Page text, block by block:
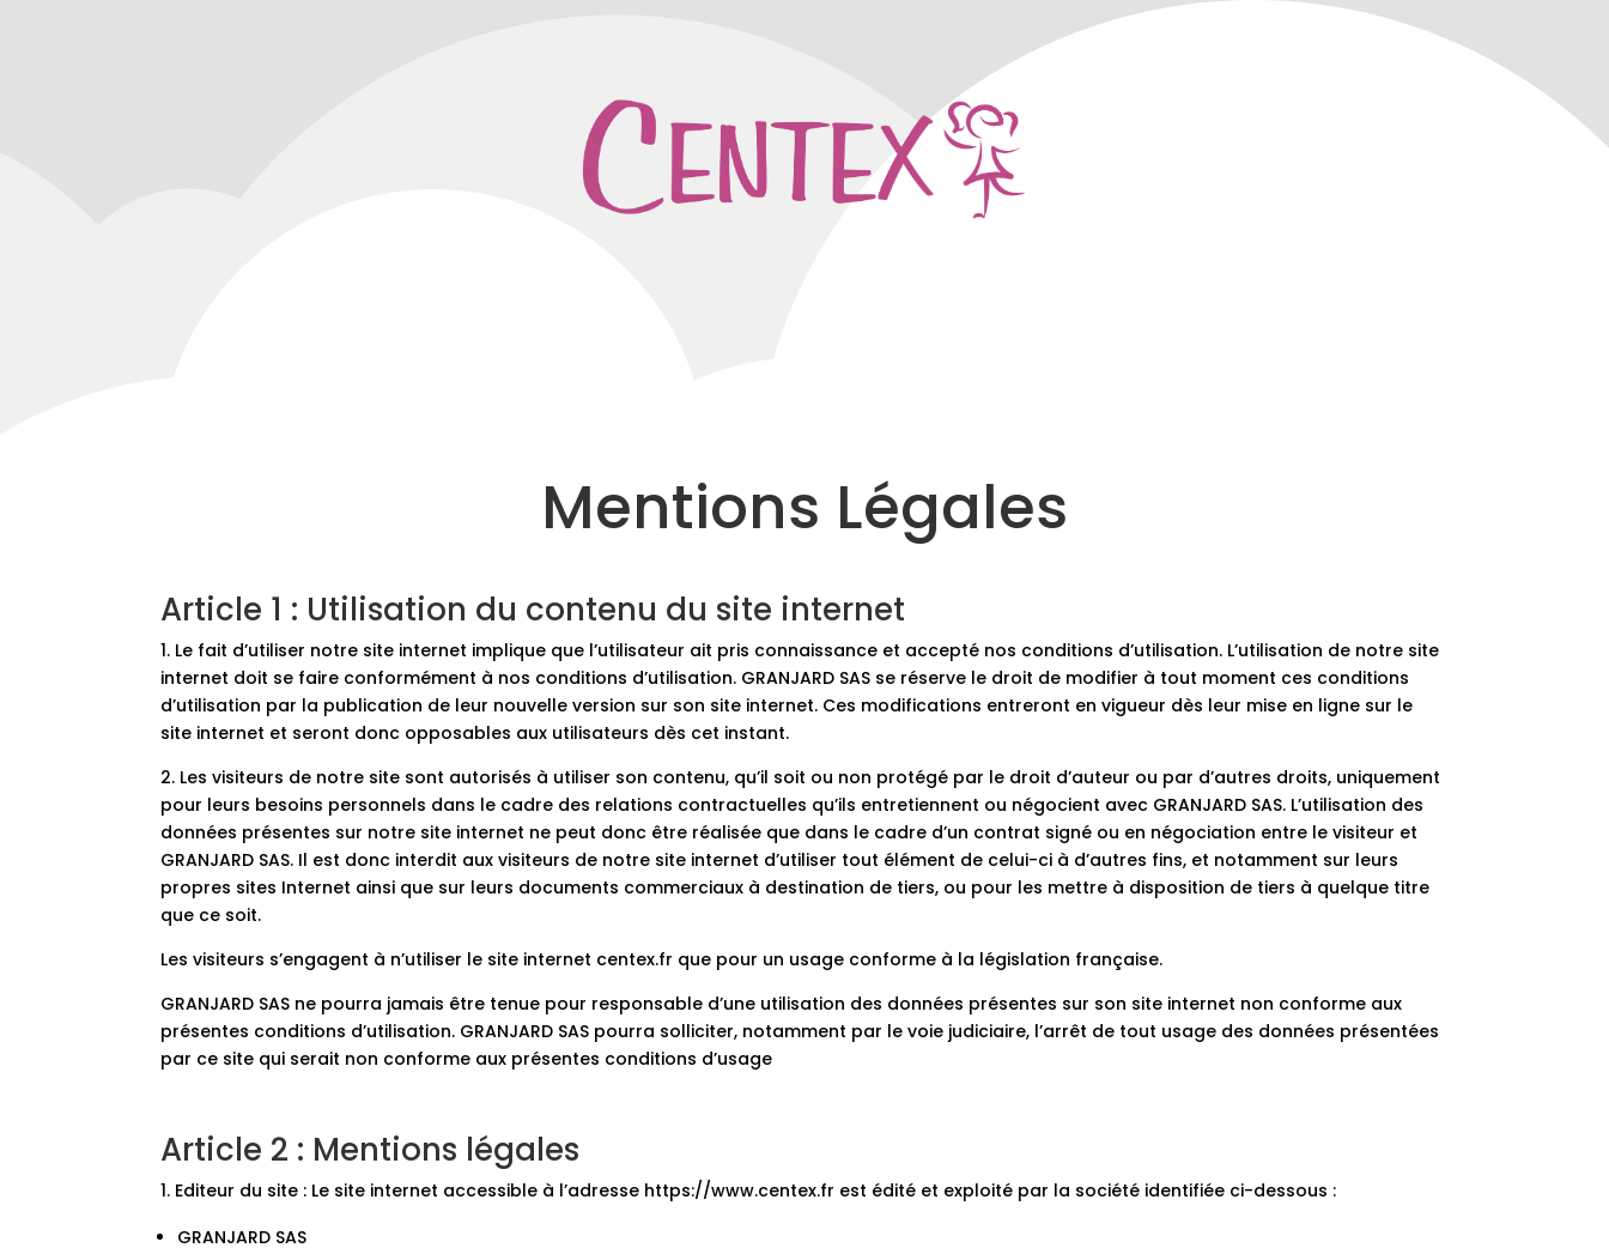
Mentions Légales
Article 1 : Utilisation du contenu du site internet
1. Le fait d’utiliser notre site internet implique que l’utilisateur ait pris connaissance et accepté nos conditions d’utilisation. L’utilisation de notre site
internet doit se faire conformément à nos conditions d’utilisation. GRANJARD SAS se réserve le droit de modifier à tout moment ces conditions
d’utilisation par la publication de leur nouvelle version sur son site internet. Ces modifications entreront en vigueur dès leur mise en ligne sur le
site internet et seront donc opposables aux utilisateurs dès cet instant.
2. Les visiteurs de notre site sont autorisés à utiliser son contenu, qu’il soit ou non protégé par le droit d’auteur ou par d’autres droits, uniquement
pour leurs besoins personnels dans le cadre des relations contractuelles qu’ils entretiennent ou négocient avec GRANJARD SAS. L’utilisation des
données présentes sur notre site internet ne peut donc être réalisée que dans le cadre d’un contrat signé ou en négociation entre le visiteur et
GRANJARD SAS. Il est donc interdit aux visiteurs de notre site internet d’utiliser tout élément de celui-ci à d’autres fins, et notamment sur leurs
propres sites Internet ainsi que sur leurs documents commerciaux à destination de tiers, ou pour les mettre à disposition de tiers à quelque titre
que ce soit.
Les visiteurs s’engagent à n’utiliser le site internet centex.fr que pour un usage conforme à la législation française.
GRANJARD SAS ne pourra jamais être tenue pour responsable d’une utilisation des données présentes sur son site internet non conforme aux
présentes conditions d’utilisation. GRANJARD SAS pourra solliciter, notamment par le voie judiciaire, l’arrêt de tout usage des données présentées
par ce site qui serait non conforme aux présentes conditions d’usage
Article 2 : Mentions légales
1. Editeur du site : Le site internet accessible à l’adresse https://www.centex.fr est édité et exploité par la société identifiée ci-dessous :
GRANJARD SAS